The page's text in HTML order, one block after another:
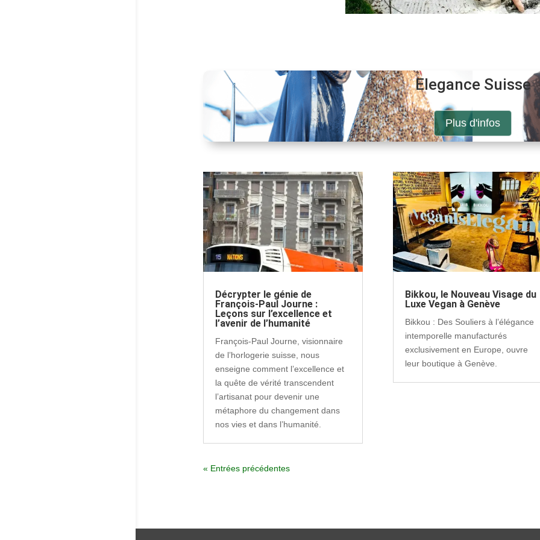
Elegance Suisse
Plus d'infos
Décrypter le génie de
François-Paul Journe :
Leçons sur l’excellence et
l’avenir de l’humanité
François-Paul Journe, visionnaire
de l’horlogerie suisse, nous
enseigne comment l’excellence et
la quête de vérité transcendent
l’artisanat pour devenir une
métaphore du changement dans
nos vies et dans l’humanité.
Bikkou, le Nouveau Visage du
Luxe Vegan à Genève
Bikkou : Des Souliers à l’élégance
intemporelle manufacturés
exclusivement en Europe, ouvre
leur boutique à Genève.
« Entrées précédentes